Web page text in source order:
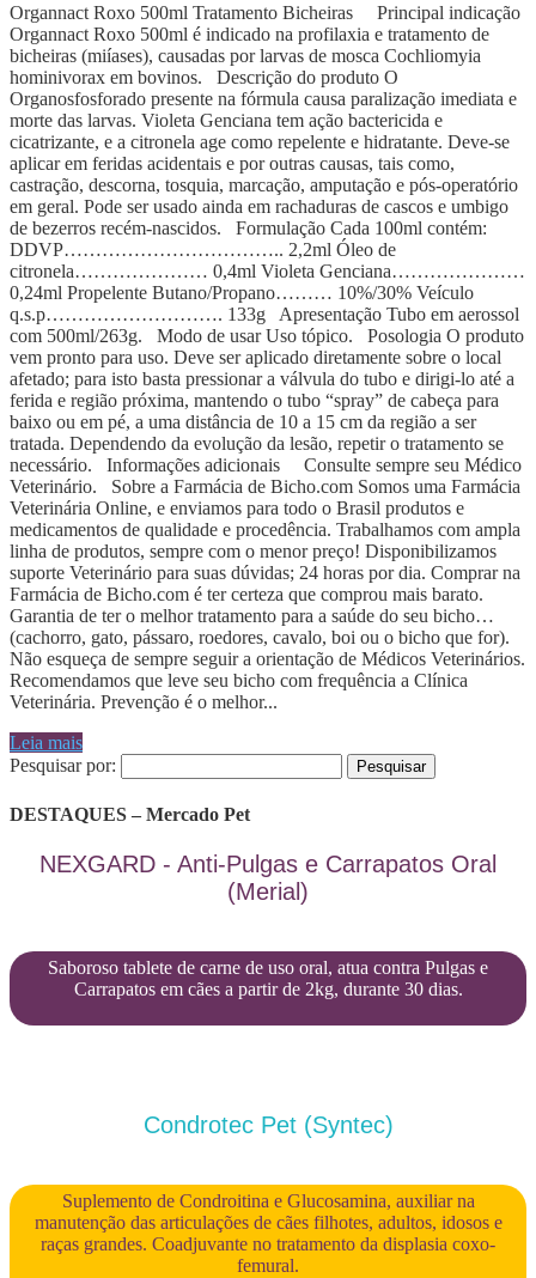
Organnact Roxo 500ml Tratamento Bicheiras Principal indicação
Organnact Roxo 500ml é indicado na profilaxia e tratamento de
bicheiras (miíases), causadas por larvas de mosca Cochliomyia
hominivorax em bovinos. Descrição do produto O
Organosfosforado presente na fórmula causa paralização imediata e
morte das larvas. Violeta Genciana tem ação bactericida e
cicatrizante, e a citronela age como repelente e hidratante. Deve-se
aplicar em feridas acidentais e por outras causas, tais como,
castração, descorna, tosquia, marcação, amputação e pós-operatório
em geral. Pode ser usado ainda em rachaduras de cascos e umbigo
de bezerros recém-nascidos. Formulação Cada 100ml contém:
DDVP…………………………….. 2,2ml Óleo de
citronela………………… 0,4ml Violeta Genciana…………………
0,24ml Propelente Butano/Propano……… 10%/30% Veículo
q.s.p………………………. 133g Apresentação Tubo em aerossol
com 500ml/263g. Modo de usar Uso tópico. Posologia O produto
vem pronto para uso. Deve ser aplicado diretamente sobre o local
afetado; para isto basta pressionar a válvula do tubo e dirigi-lo até a
ferida e região próxima, mantendo o tubo “spray” de cabeça para
baixo ou em pé, a uma distância de 10 a 15 cm da região a ser
tratada. Dependendo da evolução da lesão, repetir o tratamento se
necessário. Informações adicionais Consulte sempre seu Médico
Veterinário. Sobre a Farmácia de Bicho.com Somos uma Farmácia
Veterinária Online, e enviamos para todo o Brasil produtos e
medicamentos de qualidade e procedência. Trabalhamos com ampla
linha de produtos, sempre com o menor preço! Disponibilizamos
suporte Veterinário para suas dúvidas; 24 horas por dia. Comprar na
Farmácia de Bicho.com é ter certeza que comprou mais barato.
Garantia de ter o melhor tratamento para a saúde do seu bicho…
(cachorro, gato, pássaro, roedores, cavalo, boi ou o bicho que for).
Não esqueça de sempre seguir a orientação de Médicos Veterinários.
Recomendamos que leve seu bicho com frequência a Clínica
Veterinária. Prevenção é o melhor...
Leia mais
Pesquisar por:
DESTAQUES – Mercado Pet
NEXGARD - Anti-Pulgas e Carrapatos Oral
(Merial)
Saboroso tablete de carne de uso oral, atua contra Pulgas e
Carrapatos em cães a partir de 2kg, durante 30 dias.
Condrotec Pet (Syntec)
Suplemento de Condroitina e Glucosamina, auxiliar na
manutenção das articulações de cães filhotes, adultos, idosos e
raças grandes. Coadjuvante no tratamento da displasia coxo-
femural.